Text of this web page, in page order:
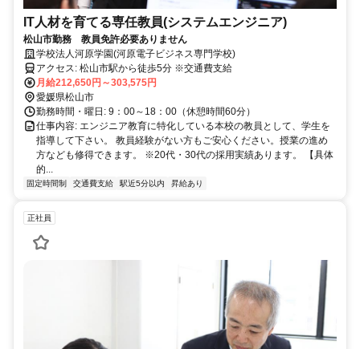
IT人材を育てる専任教員(システムエンジニア)
松山市勤務 教員免許必要ありません
学校法人河原学園(河原電子ビジネス専門学校)
アクセス: 松山市駅から徒歩5分 ※交通費支給
月給212,650円～303,575円
愛媛県松山市
勤務時間・曜日: 9：00～18：00（休憩時間60分）
仕事内容: エンジニア教育に特化している本校の教員として、学生を
指導して下さい。 教員経験がない方もご安心ください。授業の進め
方なども修得できます。 ※20代・30代の採用実績あります。 【具体
的...
固定時間制 交通費支給 駅近5分以内 昇給あり
正社員